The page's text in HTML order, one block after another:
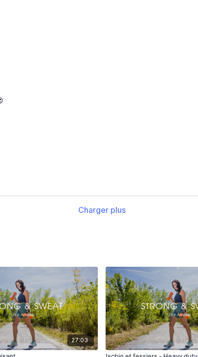
Charger plus
27:03